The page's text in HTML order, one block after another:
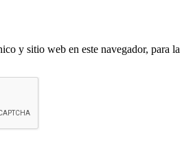
y sitio web en este navegador, para